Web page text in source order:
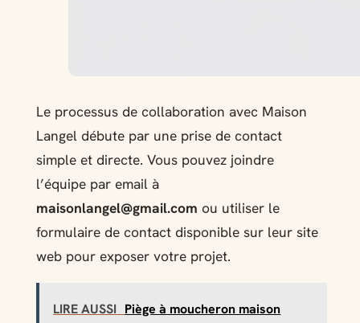
Le processus de collaboration avec Maison
Langel débute par une prise de contact
simple et directe. Vous pouvez joindre
l’équipe par email à
maisonlangel@gmail.com ou utiliser le
formulaire de contact disponible sur leur site
web pour exposer votre projet.
LIRE AUSSI Piège à moucheron maison